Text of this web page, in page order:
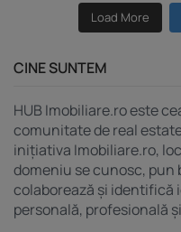
Load More
CINE SUNTEM
HUB Imobiliare.ro este
comunitate de real
inițiativa Imobiliare.ro,
domeniu se cunosc, pun
colaborează și identifică
personală, profesională